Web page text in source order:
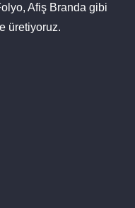
Afiş Branda gibi
üretiyoruz.